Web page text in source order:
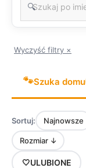
🔍
Wyczyść filtry ×
🐾Szuka domu
Sortuj: Najnowsze
Rozmiar ↓
🤍ULUBIONE